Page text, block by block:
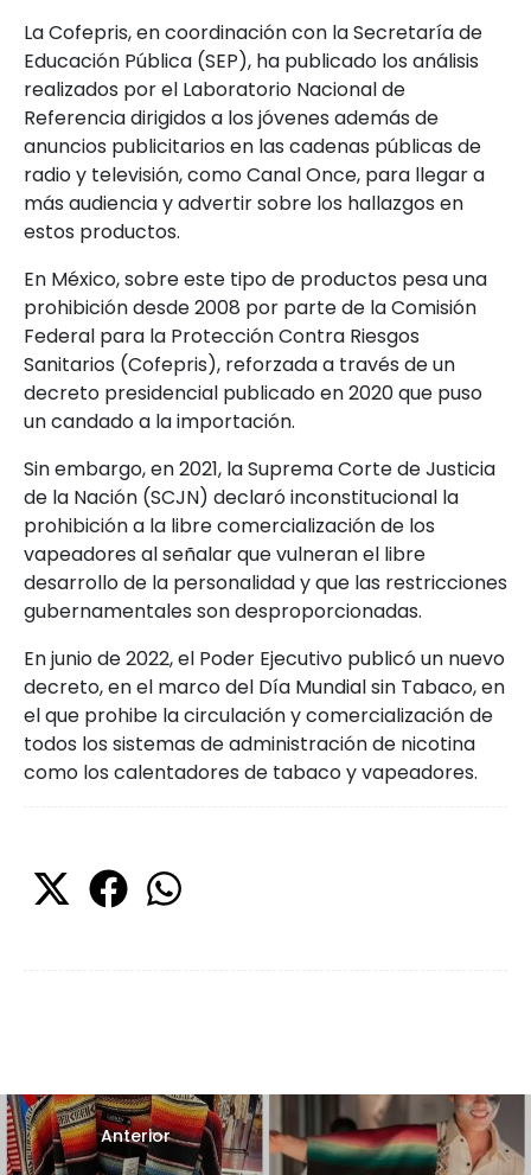
La Cofepris, en coordinación con la Secretaría de
Educación Pública (SEP), ha publicado los análisis
realizados por el Laboratorio Nacional de
Referencia dirigidos a los jóvenes además de
anuncios publicitarios en las cadenas públicas de
radio y televisión, como Canal Once, para llegar a
más audiencia y advertir sobre los hallazgos en
estos productos.
En México, sobre este tipo de productos pesa una
prohibición desde 2008 por parte de la Comisión
Federal para la Protección Contra Riesgos
Sanitarios (Cofepris), reforzada a través de un
decreto presidencial publicado en 2020 que puso
un candado a la importación.
Sin embargo, en 2021, la Suprema Corte de Justicia
de la Nación (SCJN) declaró inconstitucional la
prohibición a la libre comercialización de los
vapeadores al señalar que vulneran el libre
desarrollo de la personalidad y que las restricciones
gubernamentales son desproporcionadas.
En junio de 2022, el Poder Ejecutivo publicó un nuevo
decreto, en el marco del Día Mundial sin Tabaco, en
el que prohibe la circulación y comercialización de
todos los sistemas de administración de nicotina
como los calentadores de tabaco y vapeadores.
Anterior